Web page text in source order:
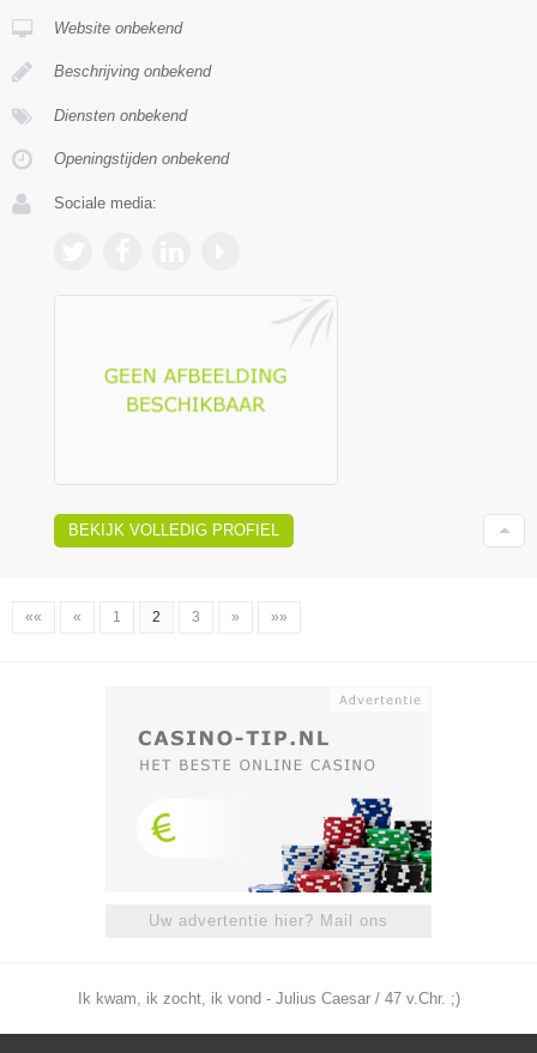
Website onbekend
Beschrijving onbekend
Diensten onbekend
Openingstijden onbekend
Sociale media:
BEKIJK VOLLEDIG PROFIEL
«« « 1 2 3 » »»
Uw advertentie hier? Mail ons
Ik kwam, ik zocht, ik vond - Julius Caesar / 47 v.Chr. ;)